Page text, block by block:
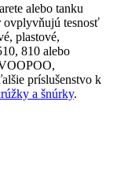
alebo tanku
ovplyvňujú tesnosť
plastové,
810 alebo
príslušenstvo k
a šnúrky.